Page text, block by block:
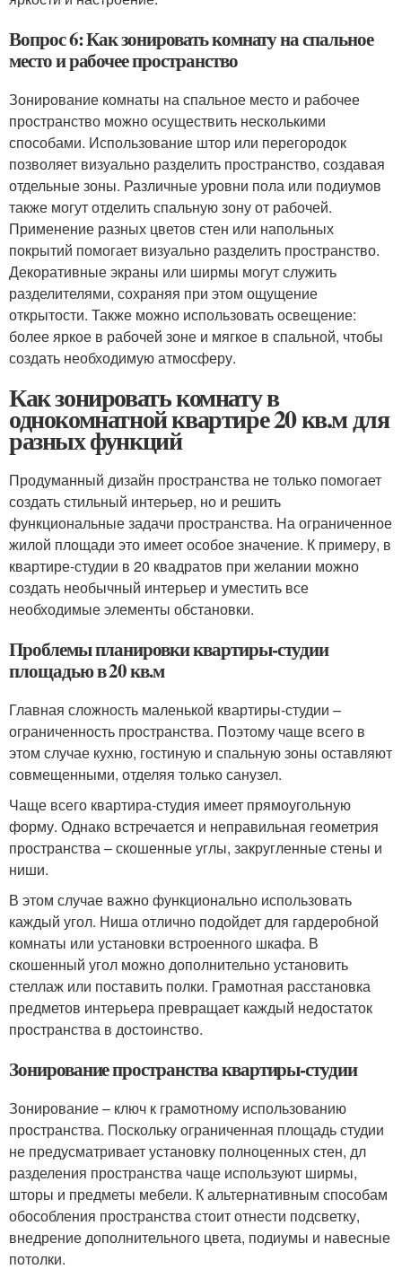
Вопрос 6: Как зонировать комнату на спальное
место и рабочее пространство
Зонирование комнаты на спальное место и рабочее
пространство можно осуществить несколькими
способами. Использование штор или перегородок
позволяет визуально разделить пространство, создавая
отдельные зоны. Различные уровни пола или подиумов
также могут отделить спальную зону от рабочей.
Применение разных цветов стен или напольных
покрытий помогает визуально разделить пространство.
Декоративные экраны или ширмы могут служить
разделителями, сохраняя при этом ощущение
открытости. Также можно использовать освещение:
более яркое в рабочей зоне и мягкое в спальной, чтобы
создать необходимую атмосферу.
Как зонировать комнату в
однокомнатной квартире 20 кв.м для
разных функций
Продуманный дизайн пространства не только помогает
создать стильный интерьер, но и решить
функциональные задачи пространства. На ограниченное
жилой площади это имеет особое значение. К примеру, в
квартире-студии в 20 квадратов при желании можно
создать необычный интерьер и уместить все
необходимые элементы обстановки.
Проблемы планировки квартиры-студии
площадью в 20 кв.м
Главная сложность маленькой квартиры-студии –
ограниченность пространства. Поэтому чаще всего в
этом случае кухню, гостиную и спальную зоны оставляют
совмещенными, отделяя только санузел.
Чаще всего квартира-студия имеет прямоугольную
форму. Однако встречается и неправильная геометрия
пространства – скошенные углы, закругленные стены и
ниши.
В этом случае важно функционально использовать
каждый угол. Ниша отлично подойдет для гардеробной
комнаты или установки встроенного шкафа. В
скошенный угол можно дополнительно установить
стеллаж или поставить полки. Грамотная расстановка
предметов интерьера превращает каждый недостаток
пространства в достоинство.
Зонирование пространства квартиры-студии
Зонирование – ключ к грамотному использованию
пространства. Поскольку ограниченная площадь студии
не предусматривает установку полноценных стен, дл
разделения пространства чаще используют ширмы,
шторы и предметы мебели. К альтернативным способам
обособления пространства стоит отнести подсветку,
внедрение дополнительного цвета, подиумы и навесные
потолки.